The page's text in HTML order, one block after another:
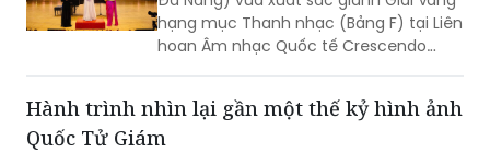
hạng mục Thanh nhạc (Bảng F) tại Liên
hoan Âm nhạc Quốc tế Crescendo
biểu diễn, nghiên cứu và đào tạo âm
nhạc.
Hành trình nhìn lại gần một thế kỷ hình ảnh
Quốc Tử Giám